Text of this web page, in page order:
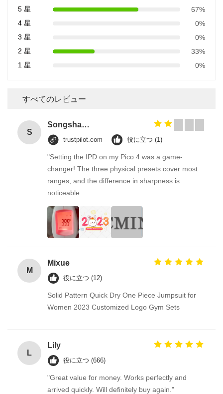
5 星
67%
4 星
0%
3 星
0%
2 星
33%
1 星
0%
すべてのレビュー
S
Songshang
trustpilot.com 役に立つ (1)
"Setting the IPD on my Pico 4 was a game-
changer! The three physical presets cover most
ranges, and the difference in sharpness is
noticeable.
M
Mixue
役に立つ (12)
Solid Pattern Quick Dry One Piece Jumpsuit for
Women 2023 Customized Logo Gym Sets
L
Lily
役に立つ (666)
"Great value for money. Works perfectly and
arrived quickly. Will definitely buy again."